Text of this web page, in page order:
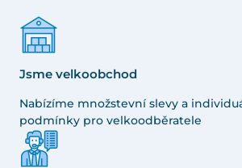
Jsme velkoobchod
Nabízíme množstevní slevy a
podmínky pro velkoodběratele